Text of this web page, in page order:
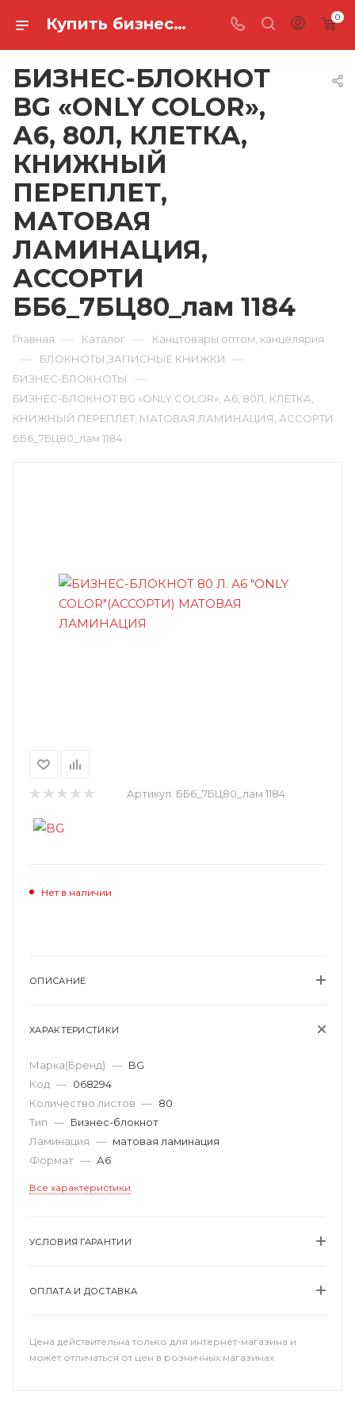
Купить бизнес-блокнот bg «only color», а6, 80л, клетка, книжный переплет, матовая ламинация, ассорти ББ6_7БЦ80_лам 1184 в Ростове-на-Дону 0
БИЗНЕС-БЛОКНОТ
BG «ONLY COLOR»,
А6, 80Л, КЛЕТКА,
КНИЖНЫЙ
ПЕРЕПЛЕТ,
МАТОВАЯ
ЛАМИНАЦИЯ,
АССОРТИ
ББ6_7БЦ80_лам 1184
Главная — Каталог — Канцтовары оптом, канцелярия
— БЛОКНОТЫ,ЗАПИСНЫЕ КНИЖКИ —
БИЗНЕС-БЛОКНОТЫ —
БИЗНЕС-БЛОКНОТ BG «ONLY COLOR», А6, 80Л, КЛЕТКА,
КНИЖНЫЙ ПЕРЕПЛЕТ, МАТОВАЯ ЛАМИНАЦИЯ, АССОРТИ
ББ6_7БЦ80_лам 1184
Артикул: ББ6_7БЦ80_лам 1184
Нет в наличии
ОПИСАНИЕ
ХАРАКТЕРИСТИКИ
Марка(Бренд) — BG
Код — 068294
Количество листов — 80
Тип — Бизнес-блокнот
Ламинация — матовая ламинация
Формат — А6
Все характеристики
УСЛОВИЯ ГАРАНТИИ
ОПЛАТА И ДОСТАВКА
Цена действительна только для интернет-магазина и
может отличаться от цен в розничных магазинах